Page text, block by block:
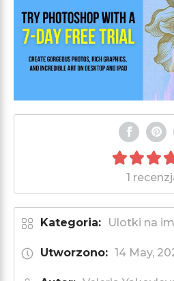
1
Kategoria: Ulotki na
Utworzono: 14 May,